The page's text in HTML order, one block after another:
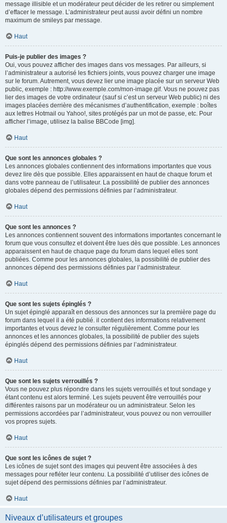
message illisible et un modérateur peut décider de les retirer ou simplement
d’effacer le message. L’administrateur peut aussi avoir défini un nombre
maximum de smileys par message.
Haut
Puis-je publier des images ?
Oui, vous pouvez afficher des images dans vos messages. Par ailleurs, si
l’administrateur a autorisé les fichiers joints, vous pouvez charger une image
sur le forum. Autrement, vous devez lier une image placée sur un serveur Web
public, exemple : http://www.exemple.com/mon-image.gif. Vous ne pouvez pas
lier des images de votre ordinateur (sauf si c’est un serveur Web public) ni des
images placées derrière des mécanismes d’authentification, exemple : boîtes
aux lettres Hotmail ou Yahoo!, sites protégés par un mot de passe, etc. Pour
afficher l’image, utilisez la balise BBCode [img].
Haut
Que sont les annonces globales ?
Les annonces globales contiennent des informations importantes que vous
devez lire dès que possible. Elles apparaissent en haut de chaque forum et
dans votre panneau de l’utilisateur. La possibilité de publier des annonces
globales dépend des permissions définies par l’administrateur.
Haut
Que sont les annonces ?
Les annonces contiennent souvent des informations importantes concernant le
forum que vous consultez et doivent être lues dès que possible. Les annonces
apparaissent en haut de chaque page du forum dans lequel elles sont
publiées. Comme pour les annonces globales, la possibilité de publier des
annonces dépend des permissions définies par l’administrateur.
Haut
Que sont les sujets épinglés ?
Un sujet épinglé apparaît en dessous des annonces sur la première page du
forum dans lequel il a été publié. il contient des informations relativement
importantes et vous devez le consulter régulièrement. Comme pour les
annonces et les annonces globales, la possibilité de publier des sujets
épinglés dépend des permissions définies par l’administrateur.
Haut
Que sont les sujets verrouillés ?
Vous ne pouvez plus répondre dans les sujets verrouillés et tout sondage y
étant contenu est alors terminé. Les sujets peuvent être verrouillés pour
différentes raisons par un modérateur ou un administrateur. Selon les
permissions accordées par l’administrateur, vous pouvez ou non verrouiller
vos propres sujets.
Haut
Que sont les icônes de sujet ?
Les icônes de sujet sont des images qui peuvent être associées à des
messages pour refléter leur contenu. La possibilité d’utiliser des icônes de
sujet dépend des permissions définies par l’administrateur.
Haut
Niveaux d’utilisateurs et groupes